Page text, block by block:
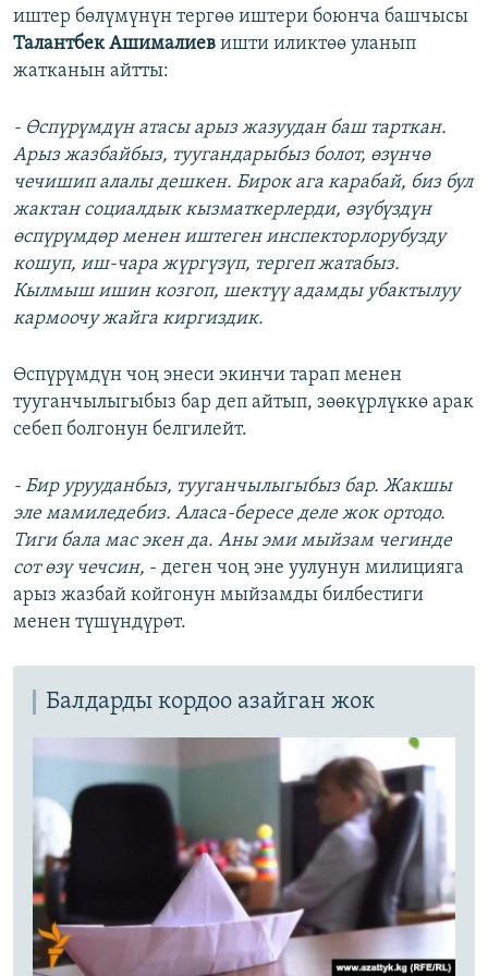
иштер бөлүмүнүн тергөө иштери боюнча башчысы
Талантбек Ашималиев ишти иликтөө уланып
жатканын айтты:
- Өспүрүмдүн атасы арыз жазуудан баш тарткан.
Арыз жазбайбыз, туугандарыбыз болот, өзүнчө
чечишип алалы дешкен. Бирок ага карабай, биз бул
жактан социалдык кызматкерлерди, өзүбүздүн
өспүрүмдөр менен иштеген инспекторлорубузду
кошуп, иш-чара жүргүзүп, тергеп жатабыз.
Кылмыш ишин козгоп, шектүү адамды убактылуу
кармоочу жайга киргиздик.
Өспүрүмдүн чоң энеси экинчи тарап менен
тууганчылыгыбыз бар деп айтып, зөөкүрлүккө арак
себеп болгонун белгилейт.
- Бир урууданбыз, тууганчылыгыбыз бар. Жакшы
эле мамиледебиз. Аласа-бересе деле жок ортодо.
Тиги бала мас экен да. Аны эми мыйзам чегинде
сот өзү чечсин, - деген чоң эне уулунун милицияга
арыз жазбай койгонун мыйзамды билбестиги
менен түшүндүрөт.
Балдарды кордоо азайган жок